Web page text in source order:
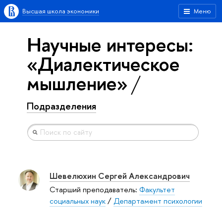
Меню
Высшая школа экономики
Научные интересы:
«Диалектическое
мышление»
Подразделения
Шевелюхин Сергей Александрович
Старший преподаватель: Факультет
социальных наук/Департамент психологии